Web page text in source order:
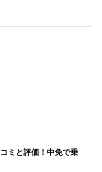
ミと評価！中免で乗